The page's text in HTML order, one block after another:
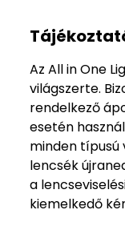
Az All in One
világszerte.
rendelkező
esetén
minden típusú
lencsék
a
kiemelkedő